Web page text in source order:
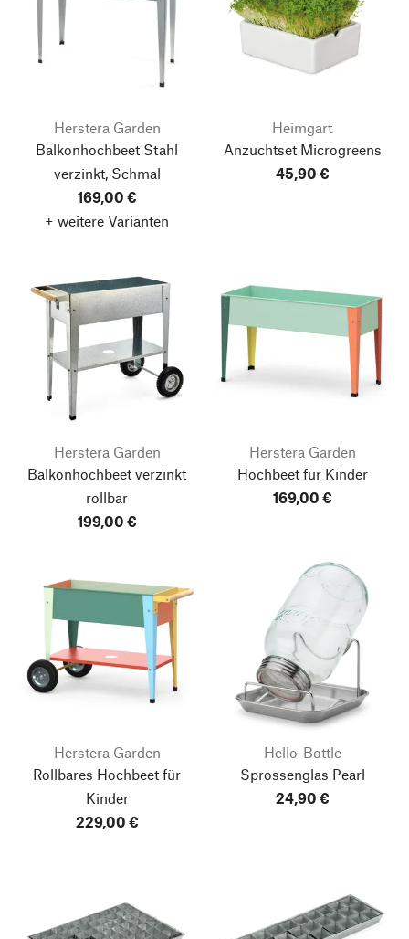
Herstera Garden
Balkonhochbeet Stahl
verzinkt, Schmal
169,00 €
+ weitere Varianten
Heimgart
Anzuchtset Microgreens
45,90 €
Herstera Garden
Balkonhochbeet verzinkt
rollbar
199,00 €
Herstera Garden
Hochbeet für Kinder
169,00 €
Herstera Garden
Rollbares Hochbeet für
Kinder
229,00 €
Hello-Bottle
Sprossenglas Pearl
24,90 €